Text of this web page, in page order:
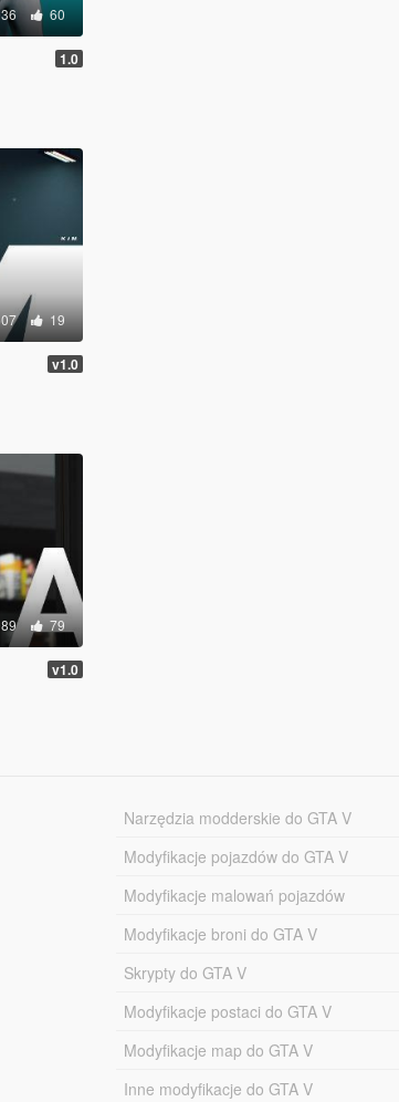
60
1.0
19
v1.0
79
v1.0
Narzędzia modderskie do GTA V
Modyfikacje pojazdów do GTA V
Modyfikacje malowań pojazdów
Modyfikacje broni do GTA V
Skrypty do GTA V
Modyfikacje postaci do GTA V
Modyfikacje map do GTA V
Inne modyfikacje do GTA V